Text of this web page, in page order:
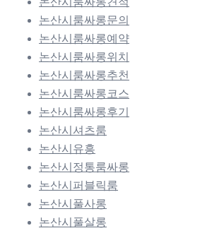
논산시룸싸롱문의
논산시룸싸롱예약
논산시룸싸롱위치
논산시룸싸롱추천
논산시룸싸롱코스
논산시룸싸롱후기
논산시셔츠룸
논산시유흥
논산시정통룸싸롱
논산시퍼블릭룸
논산시풀사롱
논산시풀살롱